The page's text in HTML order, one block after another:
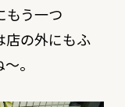
もう一つ
店の外にもふ
。